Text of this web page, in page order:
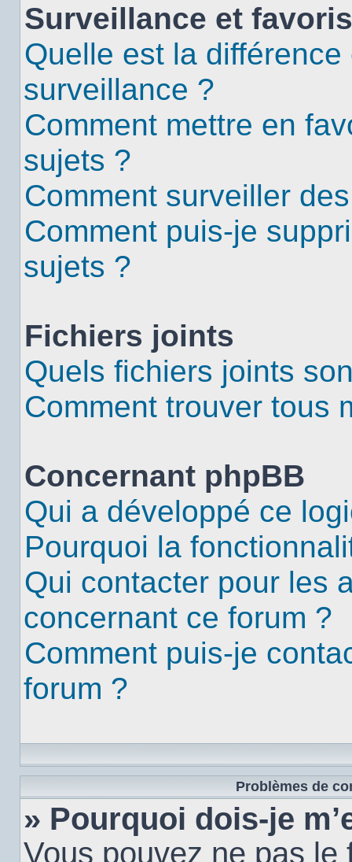
Surveillance et favoris
Quelle est la
surveillance ?
Comment mettre en
sujets ?
Comment surveiller
Comment puis-je
sujets ?
Fichiers joints
Quels fichiers joints
Comment trouver tous
Concernant phpBB
Qui a développé ce
Pourquoi la
Qui contacter pour les
concernant ce forum ?
Comment puis-je
forum ?
Problèmes de
» Pourquoi dois-je
Vous pouvez ne pas le